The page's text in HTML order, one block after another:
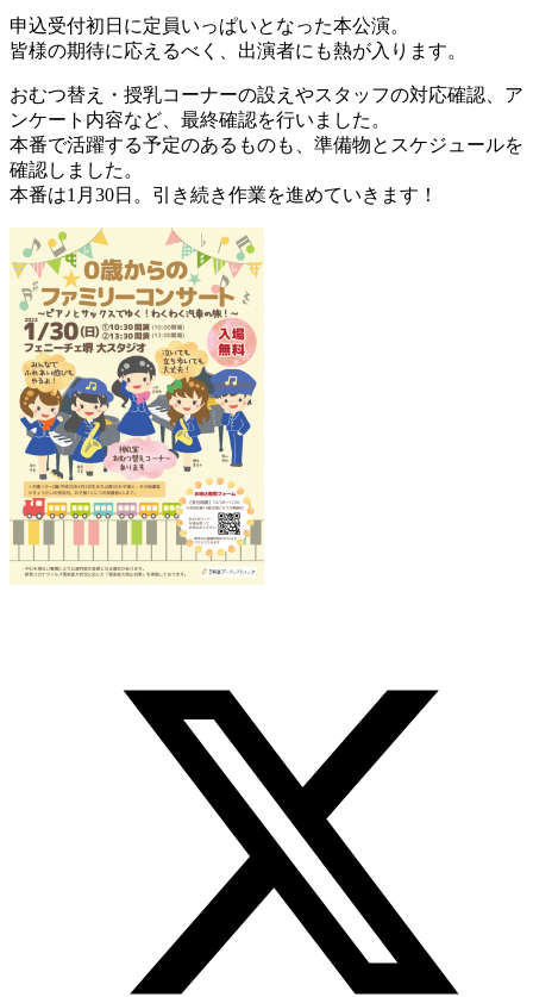
申込受付初日に定員いっぱいとなった本公演。
皆様の期待に応えるべく、出演者にも熱が入ります。
おむつ替え・授乳コーナーの設えやスタッフの対応確認、ア
ンケート内容など、最終確認を行いました。
本番で活躍する予定のあるものも、準備物とスケジュールを
確認しました。
本番は1月30日。引き続き作業を進めていきます！